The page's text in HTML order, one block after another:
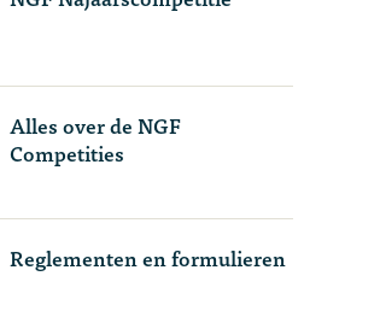
Alles over de NGF
Competities
Reglementen en formulieren